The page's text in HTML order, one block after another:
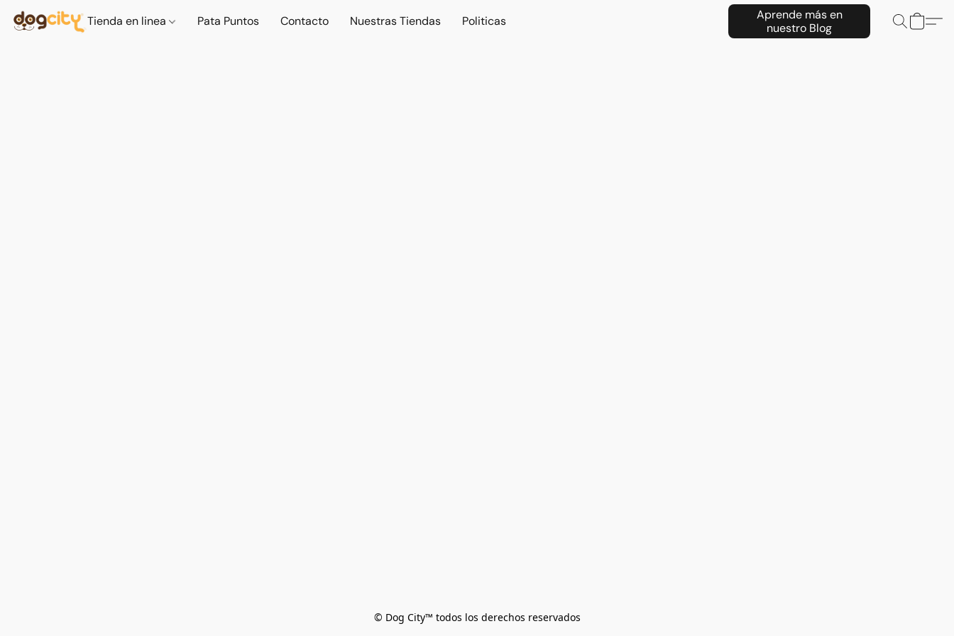
Tienda en linea Pata Puntos Contacto Nuestras Tiendas Politicas
Aprende más en
nuestro Blog
© Dog City™ todos los derechos reservados